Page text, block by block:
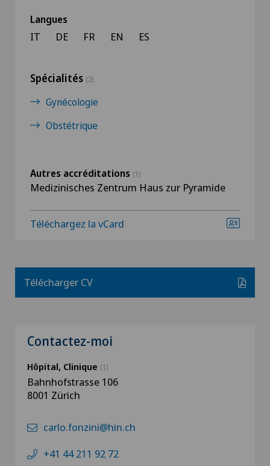
Langues
IT DE FR EN ES
Spécialités (2)
Gynécologie
Obstétrique
Autres accréditations (1)
Medizinisches Zentrum Haus zur Pyramide
Téléchargez la vCard
Télécharger CV
Contactez-moi
Hôpital, Clinique (1)
Bahnhofstrasse 106
8001 Zürich
carlo.fonzini@hin.ch
+41 44 211 92 72